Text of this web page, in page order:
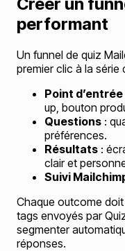
performant
Un funnel de quiz
premier clic à la série
Point d’entrée
up, bouton
Questions :
préférences.
Résultats :
clair et
Suivi
Chaque outcome
tags envoyés par
segmenter
réponses.